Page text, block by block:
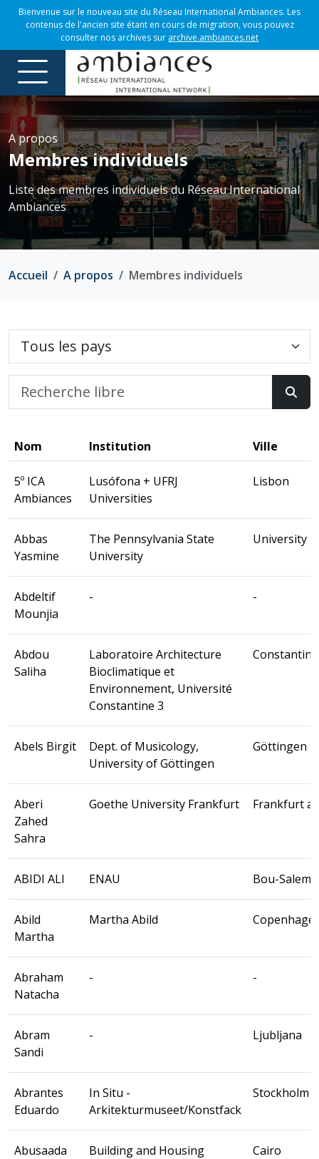
Bienvenue sur le nouveau site du Réseau International Ambiances. Les
contenus de l'ancien site étant en cours de migration, vous pouvez
consulter nos archives sur archive.ambiances.net
A propos
Membres individuels
Liste des membres individuels du Réseau International
Ambiances
Accueil A propos Membres individuels
Nom Institution Ville
5º ICA
Ambiances
Lusófona + UFRJ
Universities
Lisbon
Abbas
Yasmine
The Pennsylvania State
University
University
Abdeltif
Mounjia
- -
Abdou
Saliha
Laboratoire Architecture
Bioclimatique et
Environnement, Université
Constantine 3
Constantine
Abels Birgit
Dept. of Musicology,
University of Göttingen
Göttingen
Aberi
Zahed
Sahra
Goethe University Frankfurt Frankfurt
ABIDI ALI ENAU Bou-Salem
Abild
Martha
Martha Abild
Abraham
Natacha
- -
Abram
Sandi
- Ljubljana
Abrantes
Eduardo
In Situ -
Arkitekturmuseet/Konstfack
Stockholm
Abusaada
Building and Housing
Cairo